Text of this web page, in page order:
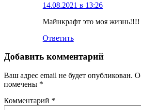
14.08.2021 в 13:26
Майнкрафт это моя жизнь!!!!
Ответить
Добавить комментарий
Ваш адрес email не будет опубликован.
помечены *
Комментарий *